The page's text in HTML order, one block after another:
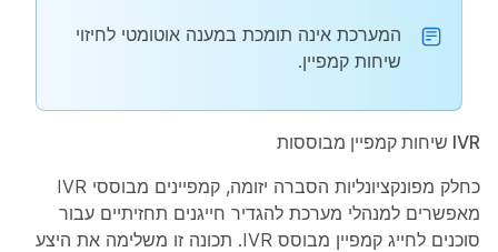
המערכת אינה תומכת במענה אוטומטי לחיזוי
שיחות קמפיין.
IVR שיחות קמפיין מבוססות
כחלק מפונקציונליות הסברה יזומה, קמפיינים מבוססי IVR
מאפשרים למנהלי מערכת להגדיר חייגנים תחזיתיים עבור
סוכנים לחייג קמפיין מבוסס IVR. תכונה זו משלימה את היצע